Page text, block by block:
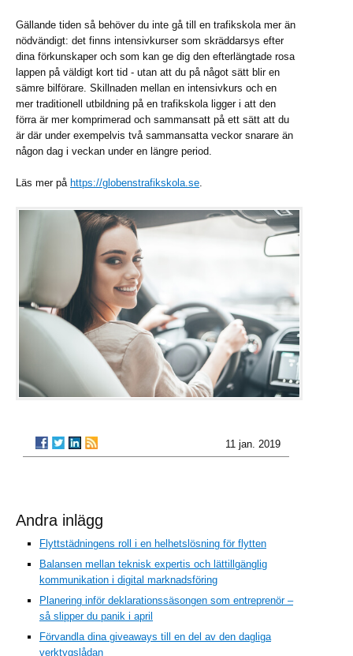
Gällande tiden så behöver du inte gå till en trafikskola mer än
nödvändigt: det finns intensivkurser som skräddarsys efter
dina förkunskaper och som kan ge dig den efterlängtade rosa
lappen på väldigt kort tid - utan att du på något sätt blir en
sämre bilförare. Skillnaden mellan en intensivkurs och en
mer traditionell utbildning på en trafikskola ligger i att den
förra är mer komprimerad och sammansatt på ett sätt att du
är där under exempelvis två sammansatta veckor snarare än
någon dag i veckan under en längre period.
Läs mer på https://globenstrafikskola.se
11 jan. 2019
Andra inlägg
Flyttstädningens roll i en helhetslösning för flytten
Balansen mellan teknisk expertis och lättillgänglig
kommunikation i digital marknadsföring
Planering inför deklarationssäsongen som entreprenör –
så slipper du panik i april
Förvandla dina giveaways till en del av den dagliga
verktygslådan